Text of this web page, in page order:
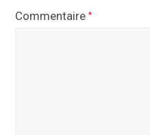
Commentaire*